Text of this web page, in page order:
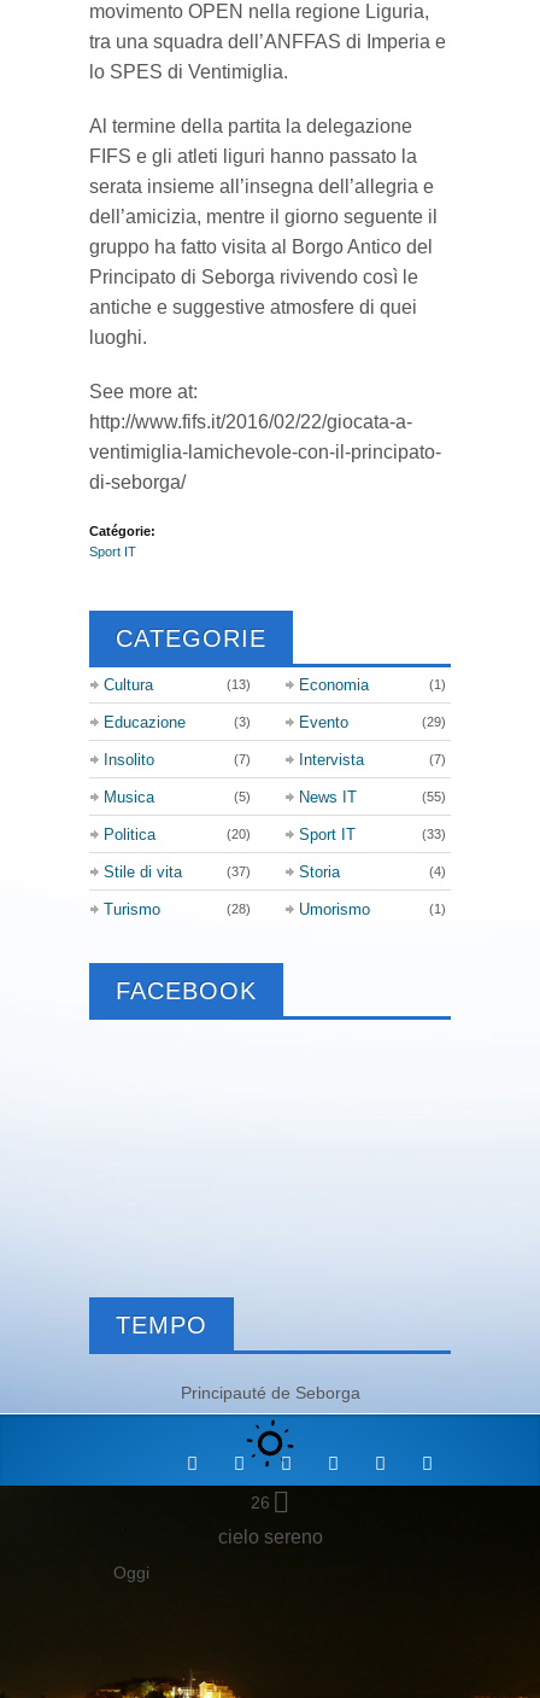
movimento OPEN nella regione Liguria,
tra una squadra dell’ANFFAS di Imperia e
lo SPES di Ventimiglia.
Al termine della partita la delegazione
FIFS e gli atleti liguri hanno passato la
serata insieme all’insegna dell’allegria e
dell’amicizia, mentre il giorno seguente il
gruppo ha fatto visita al Borgo Antico del
Principato di Seborga rivivendo così le
antiche e suggestive atmosfere di quei
luoghi.
See more at:
http://www.fifs.it/2016/02/22/giocata-a-
ventimiglia-lamichevole-con-il-principato-
di-seborga/
Catégorie:
Sport IT
CATEGORIE
Cultura (13) Economia (1)
Educazione (3) Evento (29)
Insolito (7) Intervista (7)
Musica (5) News IT (55)
Politica (20) Sport IT (33)
Stile di vita (37) Storia (4)
Turismo (28) Umorismo (1)
FACEBOOK
TEMPO
Principauté de Seborga
26
cielo sereno
Oggi